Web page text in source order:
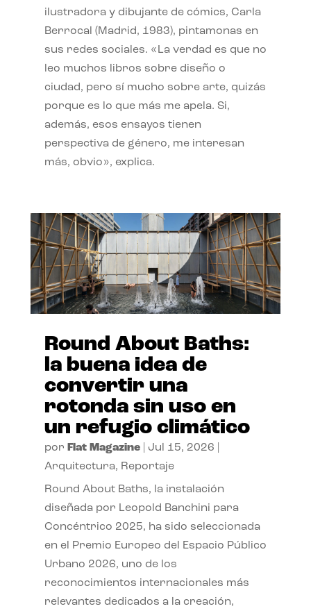
ilustradora y dibujante de cómics, Carla
Berrocal (Madrid, 1983), pintamonas en
sus redes sociales. «La verdad es que no
leo muchos libros sobre diseño o
ciudad, pero sí mucho sobre arte, quizás
porque es lo que más me apela. Si,
además, esos ensayos tienen
perspectiva de género, me interesan
más, obvio», explica.
Round About Baths:
la buena idea de
convertir una
rotonda sin uso en
un refugio climático
por Flat Magazine| Jul 15, 2026
Arquitectura, Reportaje
Round About Baths, la instalación
diseñada por Leopold Banchini para
Concéntrico 2025, ha sido seleccionada
en el Premio Europeo del Espacio Público
Urbano 2026, uno de los
reconocimientos internacionales más
relevantes dedicados a la creación,